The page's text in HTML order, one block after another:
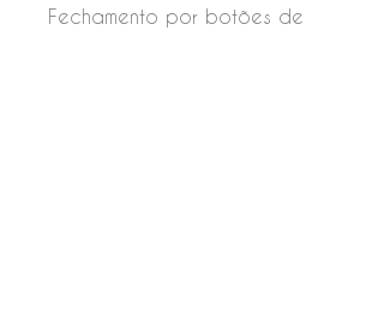
Fechamento por botões de